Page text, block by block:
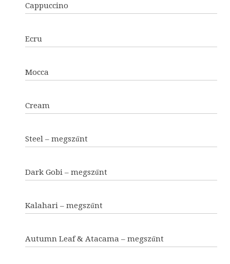
Cappuccino
Ecru
Mocca
Cream
Steel – megszűnt
Dark Gobi – megszűnt
Kalahari – megszűnt
Autumn Leaf & Atacama – megszűnt